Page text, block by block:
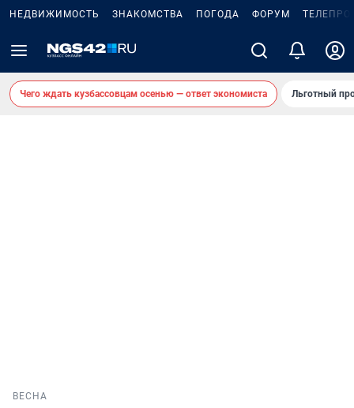
НЕДВИЖИМОСТЬ ЗНАКОМСТВА ПОГОДА ФОРУМ
Чего ждать кузбассовцам осенью — ответ экономиста Льготный
ВЕСНА